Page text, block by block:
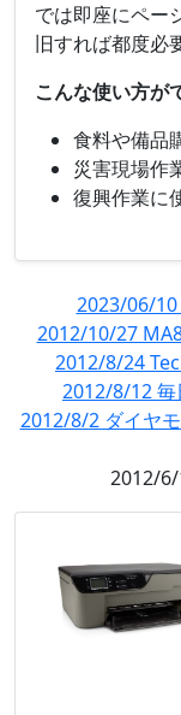
では即座にペー
旧すれば都度必
こんな使い方が
食料や備品
災害現場作
復興作業に
2023/06/10
2012/10/27
2012/8/24
2012/8/12 毎
2012/8/2 ダイヤ
2012/6/